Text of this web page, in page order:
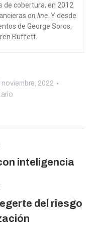
de cobertura, en 2012
on line. Y desde
de George Soros,
Buffett.
noviembre, 2022
inteligencia
del riesgo